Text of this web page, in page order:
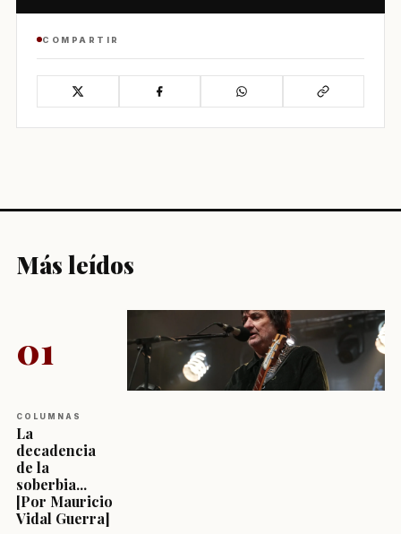
COMPARTIR
Más leídos
01
COLUMNAS
La
decadencia
de la
soberbia...
[Por Mauricio
Vidal Guerra]